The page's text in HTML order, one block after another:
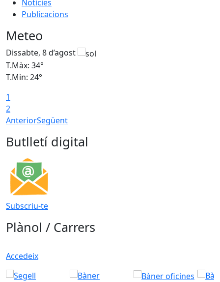
Notícies
Publicacions
Meteo
Dissabte, 8 d’agost
T.Màx: 34°
T.Min: 24°
1
2
AnteriorSegüent
Butlletí digital
Subscriu-te
Plànol / Carrers
Accedeix